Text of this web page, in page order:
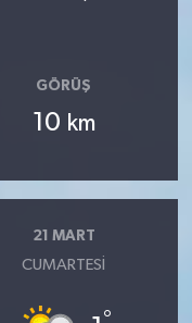
GÖRÜŞ
10 km
21 MART
CUMARTESI